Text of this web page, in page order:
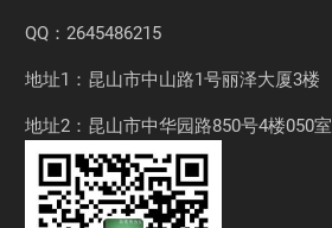
QQ：2645486215
地址1：昆山市中山路1号丽泽大厦3楼
地址2：昆山市中华园路850号4楼050室